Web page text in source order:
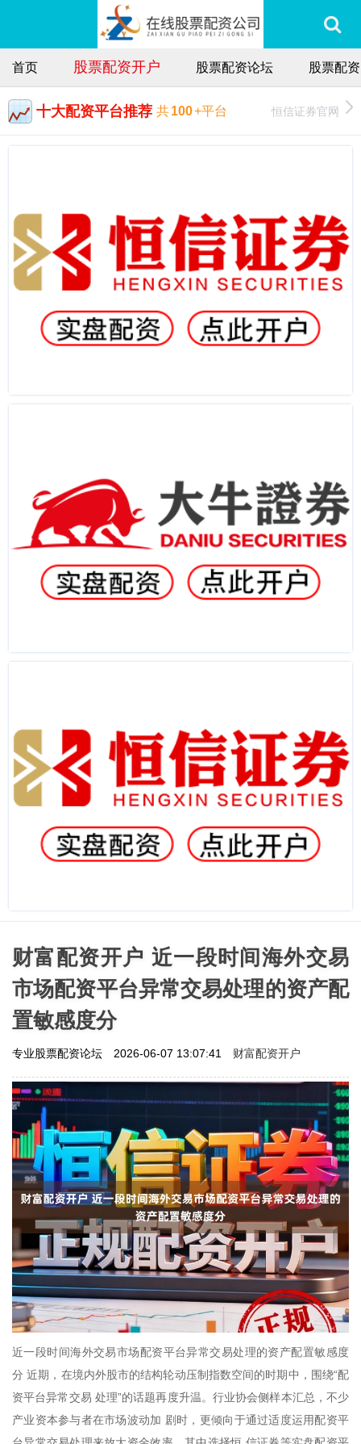
首页 股票配资开户 股票配资论坛 股票配
十大配资平台推荐 共100+平台 恒信证券官网
财富配资开户 近一段时间海外交易
市场配资平台异常交易处理的资产配
置敏感度分
专业股票配资论坛 2026-06-07 13:07:41 财富配资开户
近一段时间海外交易市场配资平台异常交易处理的资产配置敏感度
分 近期，在境内外股市的结构轮动压制指数空间的时期中，围绕“配
资平台异常交易 处理”的话题再度升温。行业协会侧样本汇总，不少
产业资本参与者在市场波动加 剧时，更倾向于通过适度运用配资平